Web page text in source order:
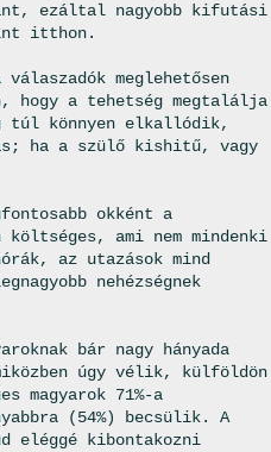
ezáltal nagyobb kifutási
itthon.
meglehetősen
hogy a tehetség megtalálja
könnyen elkallódik,
ha a szülő kishitű, vagy
okként a
ami nem mindenki
az utazások mind
nehézségnek
bár nagy hányada
úgy vélik, külföldön
magyarok 71%-a
(54%) becsülik. A
eléggé kibontakozni